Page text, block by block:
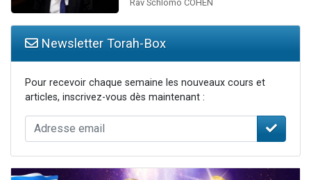
Rav Schlomo COHEN
Newsletter Torah-Box
Pour recevoir chaque semaine les nouveaux cours et
articles, inscrivez-vous dès maintenant :